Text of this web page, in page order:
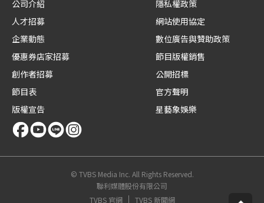
公司介紹
人才招募
企業動態
優惠券店家招募
創作者招募
節目表
版權宣告
隱私權政策
網站使用協定
數位廣告與贊助政策
節目版權銷售
公開招標
官方聲明
星藝象娛樂
© TVBS Media Inc. All Rights Reserved.
聯利媒體股份有限公司
TVBS 官網
TVBS 新聞網